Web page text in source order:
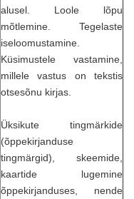
alusel. Loole lõpu
mõtlemine. Tegelaste
iseloomustamine.
Küsimustele vastamine,
millele vastus on tekstis
otsesõnu kirjas.
Üksikute tingmärkide
(õppekirjanduse
tingmärgid), skeemide,
kaartide lugemine
õppekirjanduses, nende